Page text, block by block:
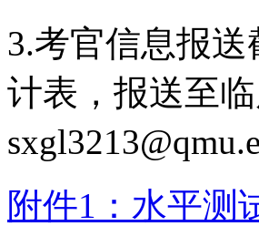
3.考官信息报
计表，报送至
附件1：水平测